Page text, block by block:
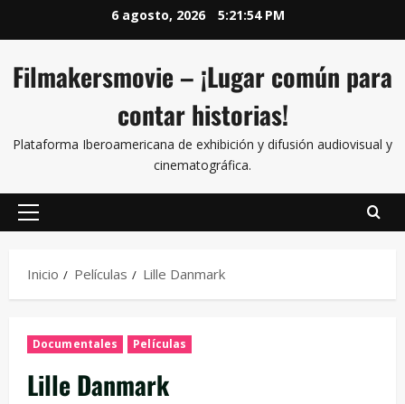
6 agosto, 2026 5:21:55 PM
Filmakersmovie – ¡Lugar común para
contar historias!
Plataforma Iberoamericana de exhibición y difusión audiovisual y
cinematográfica.
Inicio Películas Lille Danmark
Documentales Películas
Lille Danmark